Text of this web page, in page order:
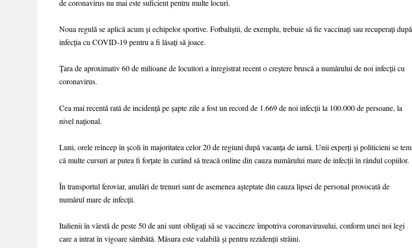
de coronavirus nu mai este suficient pentru multe locuri.
Noua regulă se aplică acum şi echipelor sportive. Fotbaliştii, de exemplu, trebuie să fie vaccinaţi sau recuperaţi după
infecţia cu COVID-19 pentru a fi lăsaţi să joace.
Ţara de aproximativ 60 de milioane de locuitori a înregistrat recent o creştere bruscă a numărului de noi infecţii cu
coronavirus.
Cea mai recentă rată de incidenţă pe şapte zile a fost un record de 1.669 de noi infecţii la 100.000 de persoane, la
nivel naţional.
Luni, orele reîncep în şcoli în majoritatea celor 20 de regiuni după vacanţa de iarnă. Unii experţi şi politicieni se tem
că multe cursuri ar putea fi forţate în curând să treacă online din cauza numărului mare de infecţii în rândul copiilor.
În transportul feroviar, anulări de trenuri sunt de asemenea aşteptate din cauza lipsei de personal provocată de
numărul mare de infecţii.
Italienii în vârstă de peste 50 de ani sunt obligaţi să se vaccineze împotriva coronavirusului, conform unei noi legi
care a intrat în vigoare sâmbătă. Măsura este valabilă și pentru rezidenții străini.